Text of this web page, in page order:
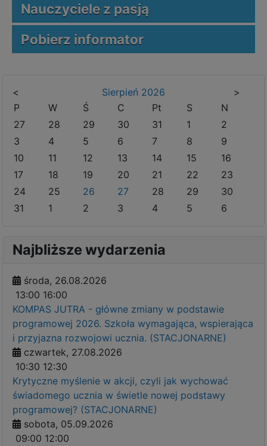
Nauczyciele z pasją
Pobierz informator
< Sierpień 2026
>
P
W Ś C Pt S
N
27
28 29 30 31 1
2
3
4 5 6 7 8
9
10
11 12 13 14 15
16
17
18 19 20 21 22
23
24
25 26 27 28 29
30
31
1 2 3 4 5 6
Najbliższe wydarzenia
środa, 26.08.2026
13:00 16:00
KOMPAS JUTRA - główne zmiany w podstawie
programowej 2026. Szkoła wymagająca, wspierająca
i przyjazna rozwojowi ucznia. (STACJONARNE)
czwartek, 27.08.2026
10:30 12:30
Krytyczne myślenie w akcji, czyli jak wychować
świadomego ucznia w świetle nowej podstawy
programowej? (STACJONARNE)
sobota, 05.09.2026
09:00 12:00